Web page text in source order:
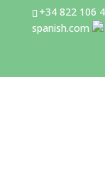
+34 822 106
spanish.com